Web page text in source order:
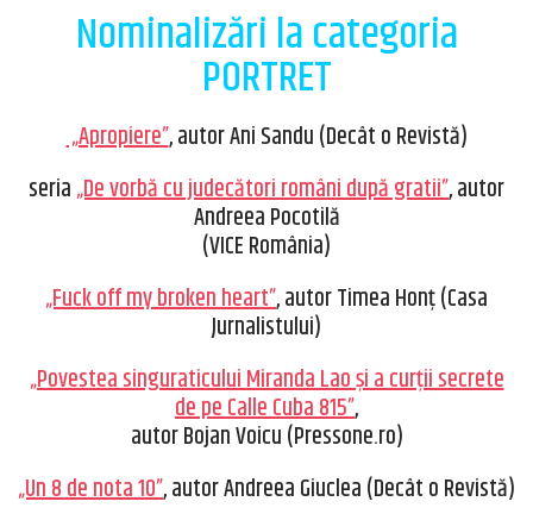
Nominalizări la categoria
PORTRET
„Apropiere”, autor Ani Sandu (Decât o Revistă)
seria„De vorbă cu judecători români după gratii”, autor
Andreea Pocotilă
(VICE România)
„Fuck off my broken heart”, autor Timea Honț (Casa
Jurnalistului)
„Povestea singuraticului Miranda Lao și a curții secrete
de pe Calle Cuba 815”,
autor Bojan Voicu (Pressone.ro)
„Un 8 de nota 10”, autor Andreea Giuclea (Decât o Revistă)